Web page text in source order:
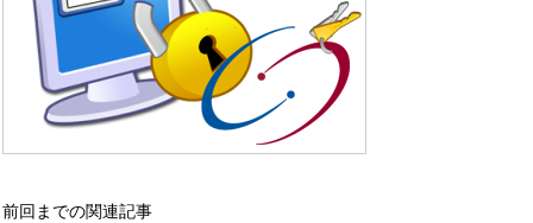
前回までの関連記事